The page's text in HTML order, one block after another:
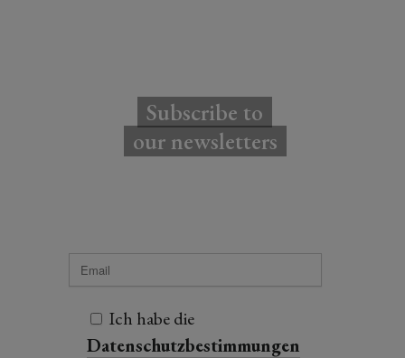
Subscribe to
our newsletters
Ich habe die
Datenschutzbestimmungen